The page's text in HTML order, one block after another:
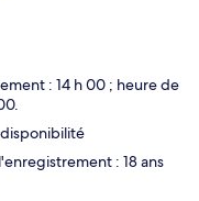
: 14 h 00 ; heure de
disponibilité
: 18 ans